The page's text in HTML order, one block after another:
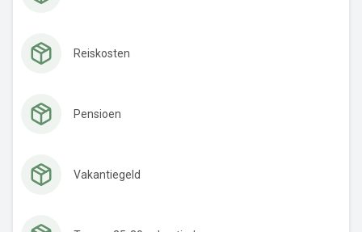
Reiskosten
Pensioen
Vakantiegeld